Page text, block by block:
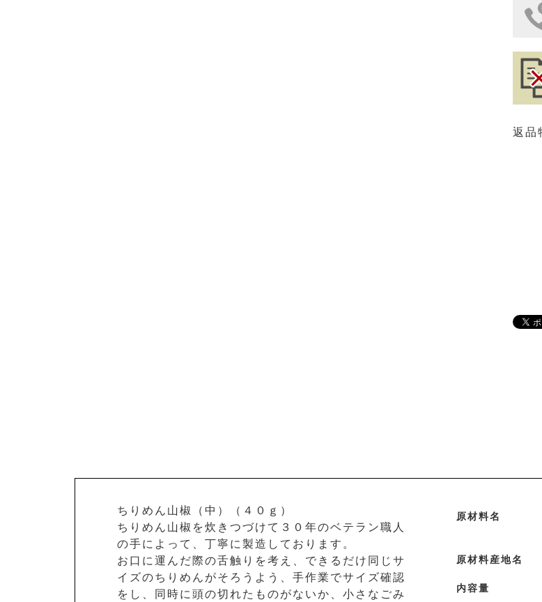
返品
ちりめん山椒（中）（４０ｇ）
ちりめん山椒を炊きつづけて３０年のベテラン職人
の手によって、丁寧に製造しております。
お口に運んだ際の舌触りを考え、できるだけ同じサ
イズのちりめんがそろうよう、手作業でサイズ確認
をし、同時に頭の切れたものがないか、小さなごみ
原材料名
原材料産地名
内容量